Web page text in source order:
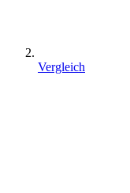
Vergleich